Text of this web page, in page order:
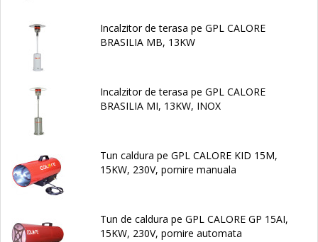
Incalzitor de terasa pe GPL CALORE
BRASILIA MB, 13KW
Incalzitor de terasa pe GPL CALORE
BRASILIA MI, 13KW, INOX
Tun caldura pe GPL CALORE KID 15M,
15KW, 230V, pornire manuala
Tun de caldura pe GPL CALORE GP 15AI,
15KW, 230V, pornire automata